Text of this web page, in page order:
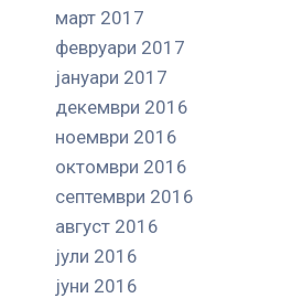
март 2017
февруари 2017
јануари 2017
декември 2016
ноември 2016
октомври 2016
септември 2016
август 2016
јули 2016
јуни 2016